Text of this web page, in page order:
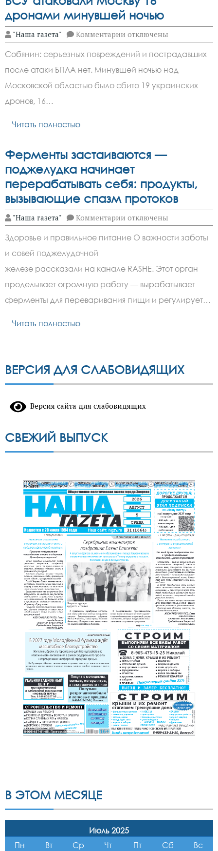
дронами минувшей ночью
"Наша газета" Комментарии к
записи
ВСУ
атаковали
Москву
16
дронами
минувшей
отключены
Собянин: серьезных повреждений и пострадавших
после атаки БПЛА нет. Минувшей ночью над
Московской областью было сбито 19 украинских
дронов, 16…
Читать полностью
Ферменты застаиваются —
поджелудка начинает
перерабатывать себя: продукты,
вызывающие спазм протоков
"Наша газета" Комментарии к
записи
Ферменты
застаиваются —
перерабатывать
себя:
продукты,
вызывающие
спазм
отключены
Здоровье и правильное питание О важности заботы
и совей поджелудочной
железе рассказали на канале RASHE. Этот орган
проделывает огромную работу — вырабатывает
ферменты для переваривания пищи и регулирует…
Читать полностью
ВЕРСИЯ ДЛЯ СЛАБОВИДЯЩИХ
Версия сайта для слабовидящих
СВЕЖИЙ ВЫПУСК
В ЭТОМ МЕСЯЦЕ
Июль 2025
Пн
Вт Ср Чт Пт Сб Вс